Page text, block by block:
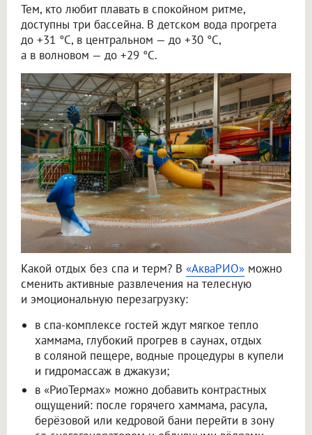
Тем, кто любит плавать в спокойном ритме,
доступны три бассейна. В детском вода прогрета
до +31 °C, в центральном — до +30 °C,
а в волновом — до +29 °C.
Какой отдых без спа и терм? В «АкваРИО» можно
сменить активные развлечения на телесную
и эмоциональную перезагрузку:
в спа-комплексе гостей ждут мягкое тепло
хаммама, глубокий прогрев в саунах, отдых
в соляной пещере, водные процедуры в купели
и гидромассаж в джакузи;
в «РиоТермах» можно добавить контрастных
ощущений: после горячего хаммама, расула,
берёзовой или кедровой бани перейти в зону